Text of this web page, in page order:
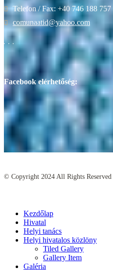
Telefon / Fax: +40 746 188 757
comunaatid@yahoo.com
Facebook elérhetőség:
© Copyright 2024 All Rights Reserved
Kezdőlap
Hivatal
Helyi tanács
Helyi hivatalos közlöny
Tiled Gallery
Gallery Item
Galéria